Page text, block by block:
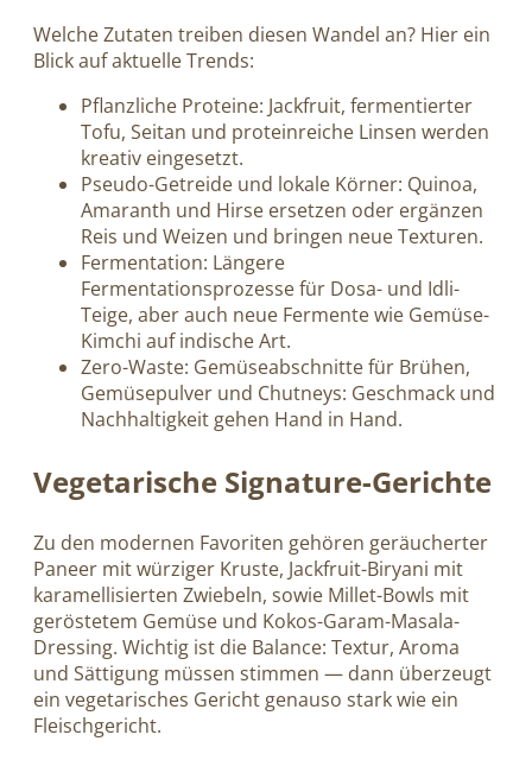
Welche Zutaten treiben diesen Wandel an? Hier ein
Blick auf aktuelle Trends:
Pflanzliche Proteine: Jackfruit, fermentierter
Tofu, Seitan und proteinreiche Linsen werden
kreativ eingesetzt.
Pseudo-Getreide und lokale Körner: Quinoa,
Amaranth und Hirse ersetzen oder ergänzen
Reis und Weizen und bringen neue Texturen.
Fermentation: Längere
Fermentationsprozesse für Dosa- und Idli-
Teige, aber auch neue Fermente wie Gemüse-
Kimchi auf indische Art.
Zero-Waste: Gemüseabschnitte für Brühen,
Gemüsepulver und Chutneys: Geschmack und
Nachhaltigkeit gehen Hand in Hand.
Vegetarische Signature-Gerichte
Zu den modernen Favoriten gehören geräucherter
Paneer mit würziger Kruste, Jackfruit-Biryani mit
karamellisierten Zwiebeln, sowie Millet-Bowls mit
geröstetem Gemüse und Kokos-Garam-Masala-
Dressing. Wichtig ist die Balance: Textur, Aroma
und Sättigung müssen stimmen — dann überzeugt
ein vegetarisches Gericht genauso stark wie ein
Fleischgericht.